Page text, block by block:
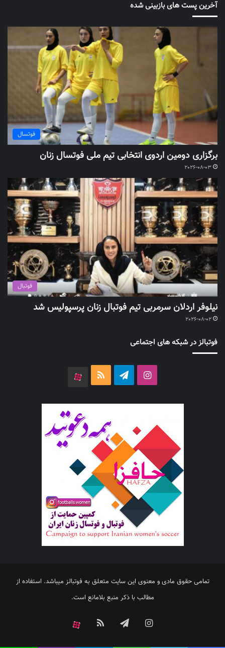
آخرین پست های بازبینی شده
فوتسال
برگزاری دومین اردوی انتخابی تیم ملی فوتسال زنان
2026-08-03
فوتبال
نیلوفر اردلان سرمربی تیم فوتبال زنان پرسپولیس شد
2026-08-02
فوتبالز در شبکه های اجتماعی
اینستاگرامتلگرام خوراک
تمامی حقوق مادی و معنوی این سایت متعلق به فوتبالز میباشد. استفاده از
مطالب با ذکر منبع بلامانع است.
اینستاگرامتلگرام خوراک